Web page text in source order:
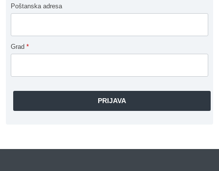
Poštanska adresa
Grad *